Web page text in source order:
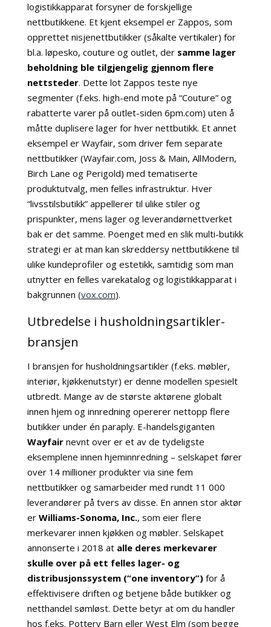
logistikkapparat forsyner de forskjellige
nettbutikkene. Et kjent eksempel er Zappos, som
opprettet nisjenettbutikker (såkalte vertikaler) for
bl.a. løpesko, couture og outlet, der samme lager
beholdning ble tilgjengelig gjennom flere
nettsteder. Dette lot Zappos teste nye
segmenter (f.eks. high-end mote på “Couture” og
rabatterte varer på outlet-siden 6pm.com) uten å
måtte duplisere lager for hver nettbutikk. Et annet
eksempel er Wayfair, som driver fem separate
nettbutikker (Wayfair.com, Joss & Main, AllModern,
Birch Lane og Perigold) med tematiserte
produktutvalg, men felles infrastruktur. Hver
“livsstilsbutikk” appellerer til ulike stiler og
prispunkter, mens lager og leverandørnettverket
bak er det samme. Poenget med en slik multi-butikk
strategi er at man kan skreddersy nettbutikkene til
ulike kundeprofiler og estetikk, samtidig som man
utnytter en felles varekatalog og logistikkapparat i
bakgrunnen (vox.com).
Utbredelse i husholdningsartikler-
bransjen
I bransjen for husholdningsartikler (f.eks. møbler,
interiør, kjøkkenutstyr) er denne modellen spesielt
utbredt. Mange av de største aktørene globalt
innen hjem og innredning opererer nettopp flere
butikker under én paraply. E-handelsgiganten
Wayfairnevnt over er et av de tydeligste
eksemplene innen hjeminnredning – selskapet fører
over 14 millioner produkter via sine fem
nettbutikker og samarbeider med rundt 11 000
leverandører på tvers av disse. En annen stor aktør
er Williams-Sonoma, Inc., som eier flere
merkevarer innen kjøkken og møbler. Selskapet
annonserte i 2018 at alle deres merkevarer
skulle over på ett felles lager- og
distribusjonssystem (“one inventory”)for å
effektivisere driften og betjene både butikker og
netthandel sømløst. Dette betyr at om du handler
hos f.eks. Pottery Barn eller West Elm (som begge